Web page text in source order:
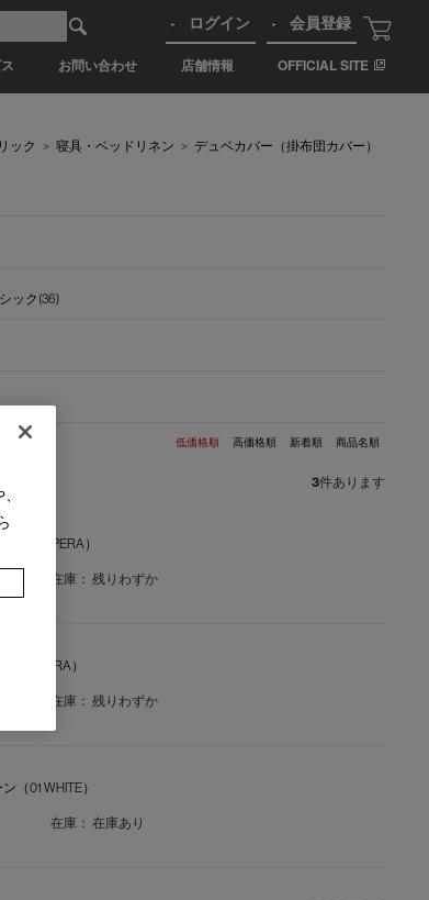
お問い合わせ 店舗情報 OFFICIAL SITE
ログイン 会員登録
ック > 寝具・ベッドリネン > デュベカバー（掛布団カバー）
ック(36)
低価格順 高価格順 新着順 商品名順
3件あります
（141 PERA）
在庫： 残りわずか
141 PERA）
在庫： 残りわずか
（01 WHITE）
在庫： 在庫あり